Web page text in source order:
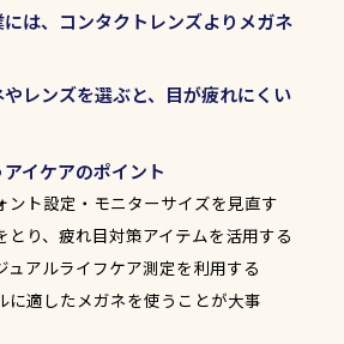
は、コンタクトレンズよりメガネ
レンズを選ぶと、目が疲れにくい
イケアのポイント
ント設定・モニターサイズを見直す
とり、疲れ目対策アイテムを活用する
ュアルライフケア測定を利用する
に適したメガネを使うことが大事